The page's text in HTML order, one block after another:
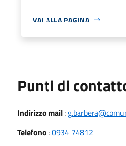
VAI ALLA PAGINA
Punti di
Indirizzo mail :
Telefono :0934 74812